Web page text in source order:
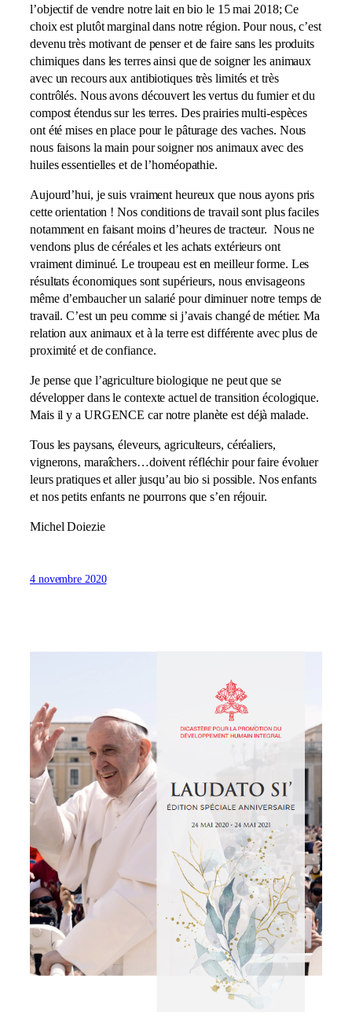
l’objectif de vendre notre lait en bio le 15 mai 2018; Ce
choix est plutôt marginal dans notre région. Pour nous, c’est
devenu très motivant de penser et de faire sans les produits
chimiques dans les terres ainsi que de soigner les animaux
avec un recours aux antibiotiques très limités et très
contrôlés. Nous avons découvert les vertus du fumier et du
compost étendus sur les terres. Des prairies multi-espèces
ont été mises en place pour le pâturage des vaches. Nous
nous faisons la main pour soigner nos animaux avec des
huiles essentielles et de l’homéopathie.
Aujourd’hui, je suis vraiment heureux que nous ayons pris
cette orientation ! Nos conditions de travail sont plus faciles
notamment en faisant moins d’heures de tracteur. Nous ne
vendons plus de céréales et les achats extérieurs ont
vraiment diminué. Le troupeau est en meilleur forme. Les
résultats économiques sont supérieurs, nous envisageons
même d’embaucher un salarié pour diminuer notre temps de
travail. C’est un peu comme si j’avais changé de métier. Ma
relation aux animaux et à la terre est différente avec plus de
proximité et de confiance.
Je pense que l’agriculture biologique ne peut que se
développer dans le contexte actuel de transition écologique.
Mais il y a URGENCE car notre planète est déjà malade.
Tous les paysans, éleveurs, agriculteurs, céréaliers,
vignerons, maraîchers…doivent réfléchir pour faire évoluer
leurs pratiques et aller jusqu’au bio si possible. Nos enfants
et nos petits enfants ne pourrons que s’en réjouir.
Michel Doiezie
4 novembre 2020